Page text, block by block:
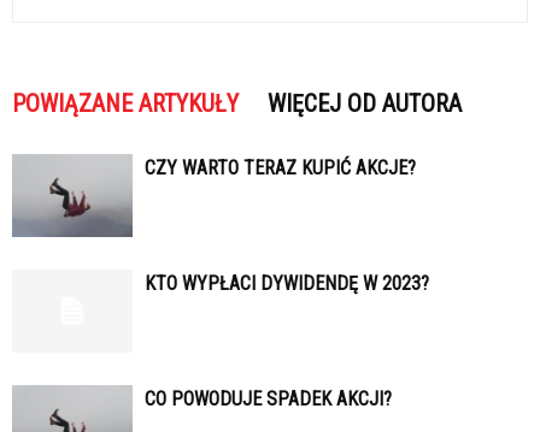
POWIĄZANE ARTYKUŁY WIĘCEJ OD AUTORA
CZY WARTO TERAZ KUPIĆ AKCJE?
KTO WYPŁACI DYWIDENDĘ W 2023?
CO POWODUJE SPADEK AKCJI?